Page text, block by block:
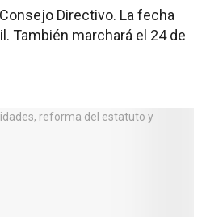
Directivo. La fecha
También marchará el 24 de